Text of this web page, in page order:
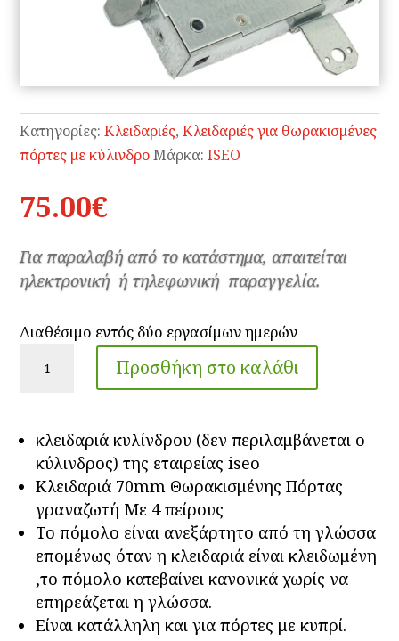
Κατηγορίες:Κλειδαριές,Κλειδαριές για θωρακισμένες
πόρτες με κύλινδρο Μάρκα:ISEO
75.00€
Για παραλαβή από το κατάστημα, απαιτείται
ηλεκτρονική ή τηλεφωνική παραγγελία.
Διαθέσιμο εντός δύο εργασίμων ημερών
Θωρακισμένης
με
πείρους
iseo
ποσότητα
Προσθήκη στο καλάθι
κλειδαριά κυλίνδρου (δεν περιλαμβάνεται ο
κύλινδρος) της εταιρείας iseo
Κλειδαριά 70mm Θωρακισμένης Πόρτας
γραναζωτή Με 4 πείρους
Το πόμολο είναι ανεξάρτητο από τη γλώσσα
επομένως όταν η κλειδαριά είναι κλειδωμένη
,το πόμολο κατεβαίνει κανονικά χωρίς να
επηρεάζεται η γλώσσα.
Eίναι κατάλληλη και για πόρτες με κυπρί.